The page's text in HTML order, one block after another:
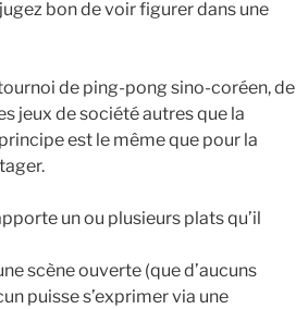
bon de voir figurer dans une
de ping-pong sino-coréen, de
jeux de société autres que la
est le même que pour la
un ou plusieurs plats qu’il
scène ouverte (que d’aucuns
puisse s’exprimer via une